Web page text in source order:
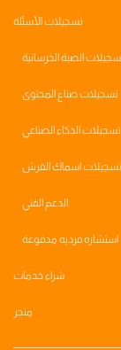
تسجيلات الأسئلة
الصبة الخرسانية
تسجيلات صناع المحتوى
تسجيلات الذكاء الصناعي
تسجيلات اسماك القرش
الدعم الفني
استشاره فرديه مدفوعة
شراء خدمات
متجر